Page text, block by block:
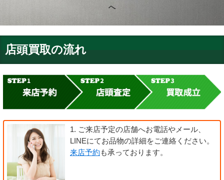
へ
店頭買取の流れ
1. ご来店予定の店舗へお電話やメール、
LINEにてお品物の詳細をご連絡ください。
来店予約 も承っております。